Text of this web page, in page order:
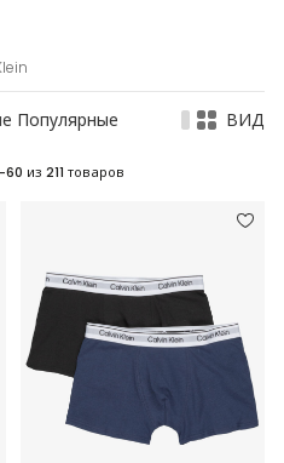
Популярные ВИД
60 из 211 товаров